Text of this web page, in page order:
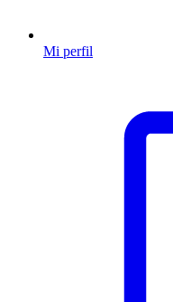
Mi perfil